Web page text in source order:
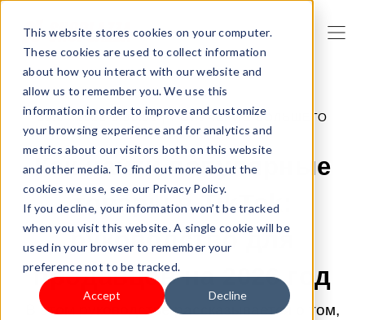
This website stores cookies on your computer.
These cookies are used to collect information
about how you interact with our website and
allow us to remember you. We use this
information in order to improve and customize
your browsing experience and for analytics and
metrics about our visitors both on this website
and other media. To find out more about the
cookies we use, see our Privacy Policy.
If you decline, your information won’t be tracked
when you visit this website. A single cookie will be
used in your browser to remember your
preference not to be tracked.
Accept Decline
30.04.2026 9:00:05 |ПОЛУЧЕНИЕ БОЛЬШЕГО
ТРАФИКА
Как найти популярные
товары в TikTok:
руководство для
продавцов на 2026 год
В этом руководстве рассказывается о том,